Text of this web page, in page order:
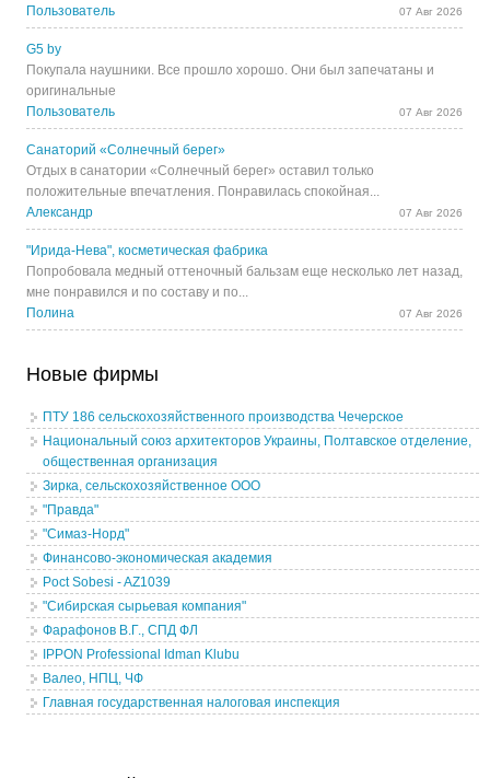
Пользователь
07 Авг 2026
G5 by
Покупала наушники. Все прошло хорошо. Они был запечатаны и
оригинальные
Пользователь
07 Авг 2026
Санаторий «Солнечный берег»
Отдых в санатории «Солнечный берег» оставил только
положительные впечатления. Понравилась спокойная...
Александр
07 Авг 2026
"Ирида-Нева", косметическая фабрика
Попробовала медный оттеночный бальзам еще несколько лет назад,
мне понравился и по составу и по...
Полина
07 Авг 2026
Новые фирмы
ПТУ 186 сельскохозяйственного производства Чечерское
Национальный союз архитекторов Украины, Полтавское отделение,
общественная организация
Зирка, сельскохозяйственное ООО
"Правда"
"Симаз-Норд"
Финансово-экономическая академия
Poct Sobesi - AZ1039
"Сибирская сырьевая компания"
Фарафонов В.Г., СПД ФЛ
IPPON Professional Idman Klubu
Валео, НПЦ, ЧФ
Главная государственная налоговая инспекция